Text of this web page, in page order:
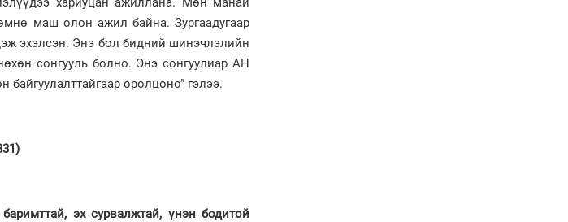
маш олон ажил байна. Зургаадугаар
эхэлсэн. Энэ бол бидний шинэчлэлийн
сонгууль болно. Энэ сонгуулиар АН
оролцоно” гэлээ.
эх сурвалжтай, үнэн бодитой